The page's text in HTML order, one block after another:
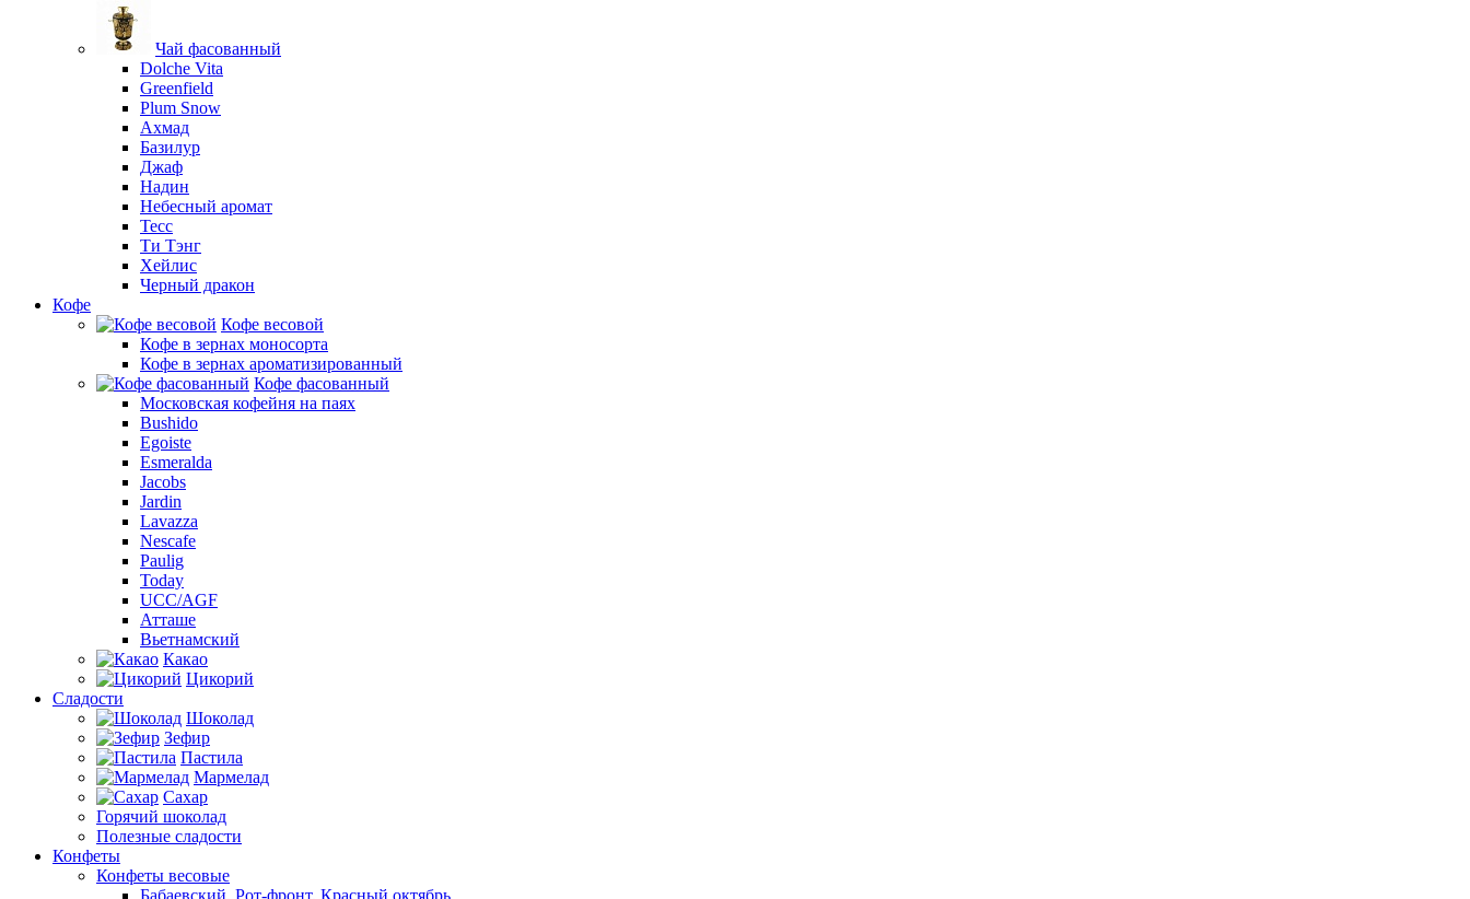
Чай фасованный
Dolche Vita
Greenfield
Plum Snow
Ахмад
Базилур
Джаф
Надин
Небесный аромат
Тесс
Ти Тэнг
Хейлис
Черный дракон
Кофе
Кофе весовой
Кофе в зернах моносорта
Кофе в зернах ароматизированный
Кофе фасованный
Московская кофейня на паях
Bushido
Egoiste
Esmeralda
Jacobs
Jardin
Lavazza
Nescafe
Paulig
Today
UCC/AGF
Атташе
Вьетнамский
Какао
Цикорий
Сладости
Шоколад
Зефир
Пастила
Мармелад
Сахар
Горячий шоколад
Полезные сладости
Конфеты
Конфеты весовые
Бабаевский, Рот-фронт, Красный октябрь